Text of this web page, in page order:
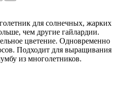
для солнечных, жарких
чем другие гайлардии.
цветение. Одновременно
Подходит для выращивания
из многолетников.